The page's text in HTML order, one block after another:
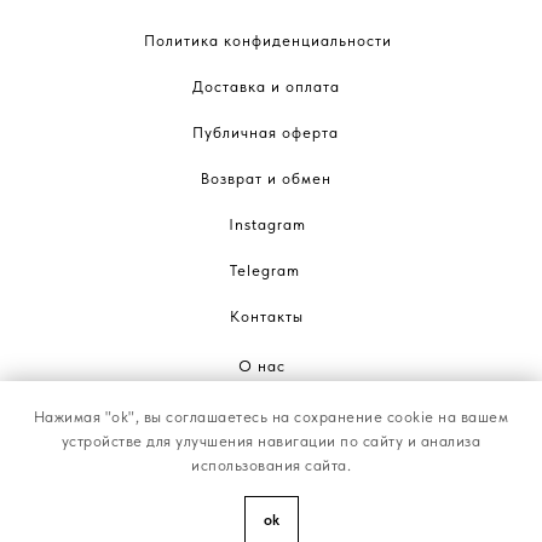
Нажимая "ok", вы соглашаетесь на сохранение cookie на вашем
устройстве для улучшения навигации по сайту и анализа
использования сайта.
ok
Telegram
Контакты
NUOMA © 2025
Политика конфиденциальности
Публичная оферта
Доставка и оплата
Возврат и обмен
О нас
Instagram